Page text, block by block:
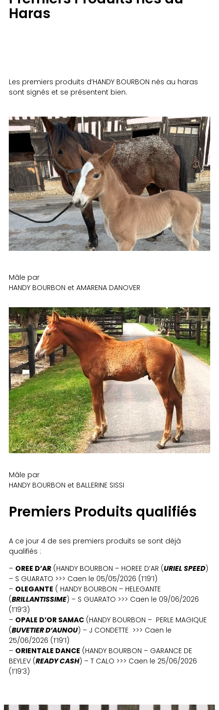
Haras
Les premiers produits d’HANDY BOURBON nés au haras
sont signés et se présentent bien.
Mâle par
HANDY BOURBON et AMARENA DANOVER
Mâle par
HANDY BOURBON et BALLERINE SISSI
Premiers Produits qualifiés
A ce jour 4 de ses premiers produits se sont déjà
qualifiés :
– OREE D’AR (HANDY BOURBON – HOREE D’AR (URIEL SPEED)
– S GUARATO >>> Caen le 05/05/2026 (1’19’1)
– OLEGANTE ( HANDY BOURBON – HELEGANTE
(BRILLANTISSIME) – S GUARATO >>> Caen le 09/06/2026
(1’19’3)
– OPALE D’OR SAMAC (HANDY BOURBON – PERLE MAGIQUE
(BUVETIER D’AUNOU) – J CONDETTE >>> Caen le
25/06/2026 (1’19’1)
– ORIENTALE DANCE (HANDY BOURBON – GARANCE DE
BEYLEV (READY CASH) – T CALO >>> Caen le 25/06/2026
(1’19’3)